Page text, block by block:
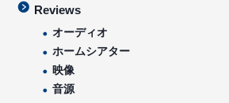
Reviews
オーディオ
ホームシアター
映像
音源